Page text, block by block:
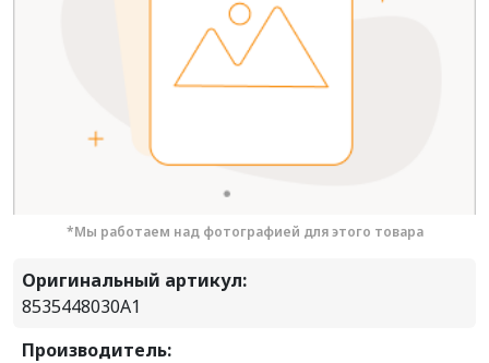
*Мы работаем над фотографией для этого товара
Оригинальный артикул:
8535448030A1
Производитель: